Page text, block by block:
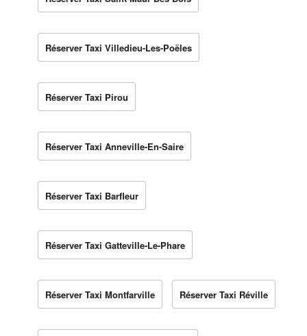
Réserver Taxi Villedieu-Les-Poëles
Réserver Taxi Pirou
Réserver Taxi Anneville-En-Saire
Réserver Taxi Barfleur
Réserver Taxi Gatteville-Le-Phare
Réserver Taxi Montfarville Réserver Taxi Réville